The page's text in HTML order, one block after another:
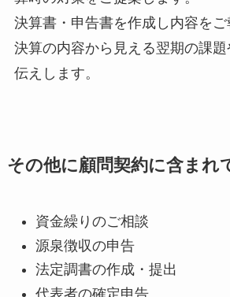
決算書・申告書を作成し内容をご
決算の内容から見える翌期の課
伝えします。
その他に顧問契約に含まれ
資金繰りのご相談
源泉徴収の申告
法定調書の作成・提出
代表者の確定申告